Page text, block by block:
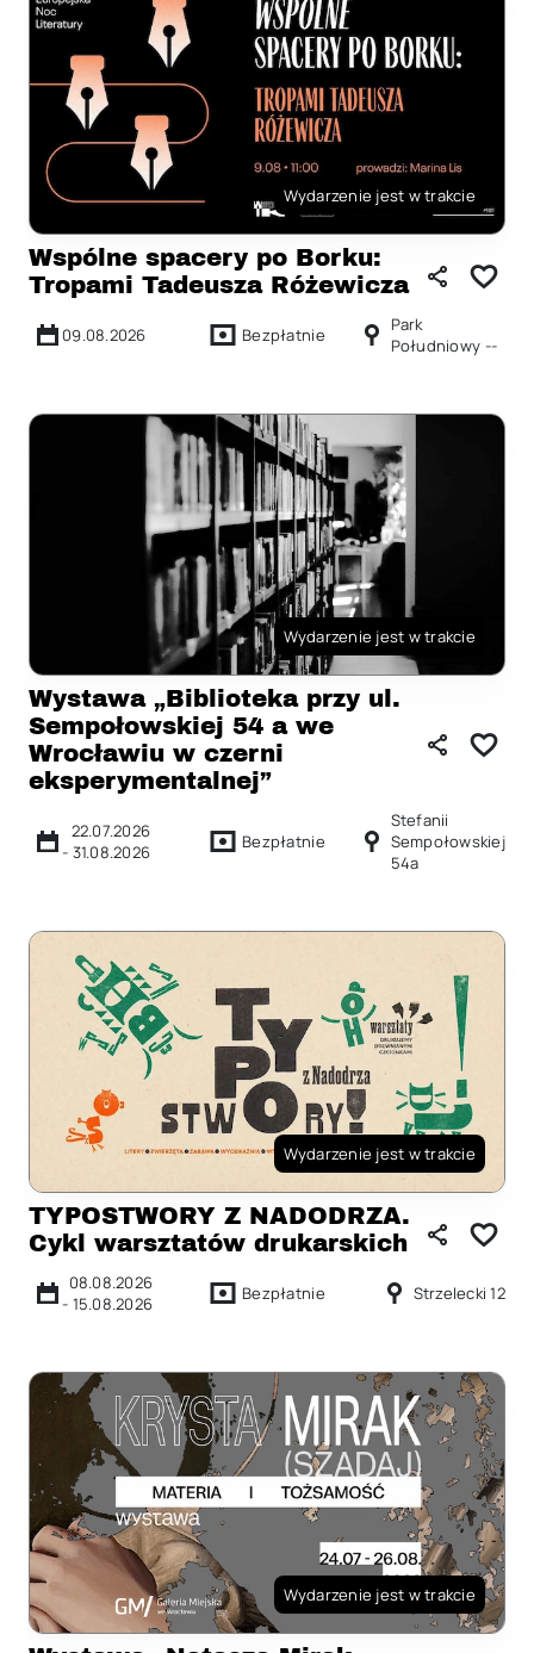
Wydarzenie jest w trakcie
Wspólne spacery po Borku:
Tropami Tadeusza Różewicza
09.08.2026 Bezpłatnie
Park
Południowy --
Wydarzenie jest w trakcie
Wystawa „Biblioteka przy ul.
Sempołowskiej 54 a we
Wrocławiu w czerni
eksperymentalnej”
22.07.2026
- 31.08.2026 Bezpłatnie
Stefanii
Sempołowskiej
54a
Wydarzenie jest w trakcie
TYPOSTWORY Z NADODRZA.
Cykl warsztatów drukarskich
08.08.2026
- 15.08.2026 Bezpłatnie Strzelecki 12
Wydarzenie jest w trakcie